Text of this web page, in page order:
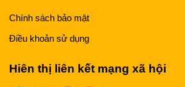
Chính sách bảo mật
Điều khoản sử dụng
Hiên thị liên kết mạng xã hội